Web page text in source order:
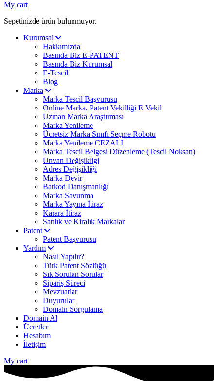
My cart
Sepetinizde ürün bulunmuyor.
Kurumsal
Hakkımızda
Basında Biz E-PATENT
Basında Biz Kurumsal
E-Tescil
Blog
Marka
Marka Tescil Başvurusu
Online Marka, Patent Vekilliği E-Vekil
Uzman Marka Araştırması
Marka Yenileme
Ücretsiz Marka Sınıfı Seçme Robotu
Marka Yenileme CEZALI
Marka Tescil Belgesi Düzenleme (Tescil Noksan)
Unvan Değişikligi
Adres Değişikliği
Marka Devir
Barkod Danışmanlığı
Marka Savunma
Marka Yayına İtiraz
Karara İtiraz
Satılık ve Kiralık Markalar
Patent
Patent Başvurusu
Yardım
Nasıl Yapılır?
Türk Patent Sözlüğü
Sık Sorulan Sorular
Sipariş Süreci
Mevzuatlar
Duyurular
Domain Sorgulama
Domain Al
Ücretler
Hesabım
İletişim
My cart